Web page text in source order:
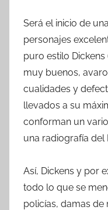
Será el inicio de
personajes
puro estilo
muy buenos,
cualidades y
llevados a su
conforman un
una radiografía del
Así, Dickens y por
todo lo que se
policías, damas de